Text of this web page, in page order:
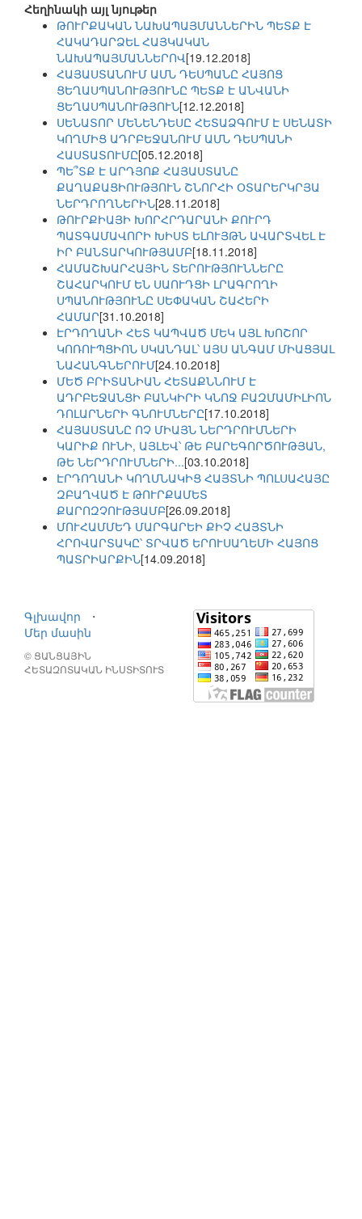
Հեղինակի այլ նյութեր
ԹՈՒՐՔԱԿԱՆ ՆԱԽԱՊԱՅՄԱՆՆԵՐԻՆ ՊԵՏՔ Է
ՀԱԿԱԴԱՐՁԵԼ ՀԱՅԿԱԿԱՆ
ՆԱԽԱՊԱՅՄԱՆՆԵՐՈՎ[19.12.2018]
ՀԱՅԱՍՏԱՆՈՒՄ ԱՄՆ ԴԵՍՊԱՆԸ ՀԱՅՈՑ
ՑԵՂԱՍՊԱՆՈՒԹՅՈՒՆԸ ՊԵՏՔ Է ԱՆՎԱՆԻ
ՑԵՂԱՍՊԱՆՈՒԹՅՈՒՆ[12.12.2018]
ՍԵՆԱՏՈՐ ՄԵՆԵՆԴԵՍԸ ՀԵՏԱՁԳՈՒՄ Է ՍԵՆԱՏԻ
ԿՈՂՄԻՑ ԱԴՐԲԵՋԱՆՈՒՄ ԱՄՆ ԴԵՍՊԱՆԻ
ՀԱՍՏԱՏՈՒՄԸ[05.12.2018]
ՊԵ՞ՏՔ Է ԱՐԴՅՈՔ ՀԱՅԱՍՏԱՆԸ
ՔԱՂԱՔԱՑԻՈՒԹՅՈՒՆ ՇՆՈՐՀԻ ՕՏԱՐԵՐԿՐՅԱ
ՆԵՐԴՐՈՂՆԵՐԻՆ[28.11.2018]
ԹՈՒՐՔԻԱՅԻ ԽՈՐՀՐԴԱՐԱՆԻ ՔՈՒՐԴ
ՊԱՏԳԱՄԱՎՈՐԻ ԽԻՍՏ ԵԼՈՒՅԹՆ ԱՎԱՐՏՎԵԼ Է
ԻՐ ԲԱՆՏԱՐԿՈՒԹՅԱՄԲ[18.11.2018]
ՀԱՄԱՇԽԱՐՀԱՅԻՆ ՏԵՐՈՒԹՅՈՒՆՆԵՐԸ
ՇԱՀԱՐԿՈՒՄ ԵՆ ՍԱՈՒԴՑԻ ԼՐԱԳՐՈՂԻ
ՍՊԱՆՈՒԹՅՈՒՆԸ ՍԵՓԱԿԱՆ ՇԱՀԵՐԻ
ՀԱՄԱՐ[31.10.2018]
ԷՐԴՈՂԱՆԻ ՀԵՏ ԿԱՊՎԱԾ ՄԵԿ ԱՅԼ ԽՈՇՈՐ
ԿՈՌՈՒՊՑԻՈՆ ՍԿԱՆԴԱԼ՝ ԱՅՍ ԱՆԳԱՄ ՄԻԱՑՅԱԼ
ՆԱՀԱՆԳՆԵՐՈՒՄ[24.10.2018]
ՄԵԾ ԲՐԻՏԱՆԻԱՆ ՀԵՏԱՔՆՆՈՒՄ Է
ԱԴՐԲԵՋԱՆՑԻ ԲԱՆԿԻՐԻ ԿՆՈՋ ԲԱԶՄԱՄԻԼԻՈՆ
ԴՈԼԱՐՆԵՐԻ ԳՆՈՒՄՆԵՐԸ[17.10.2018]
ՀԱՅԱՍՏԱՆԸ ՈՉ ՄԻԱՅՆ ՆԵՐԴՐՈՒՄՆԵՐԻ
ԿԱՐԻՔ ՈՒՆԻ, ԱՅԼԵՎ՝ ԹԵ ԲԱՐԵԳՈՐԾՈՒԹՅԱՆ,
ԹԵ ՆԵՐԴՐՈՒՄՆԵՐԻ...[03.10.2018]
ԷՐԴՈՂԱՆԻ ԿՈՂՄՆԱԿԻՑ ՀԱՅՏՆԻ ՊՈԼՍԱՀԱՅԸ
ԶԲԱՂՎԱԾ Է ԹՈՒՐՔԱՄԵՏ
ՔԱՐՈԶՉՈՒԹՅԱՄԲ[26.09.2018]
ՄՈՒՀԱՄՄԵԴ ՄԱՐԳԱՐԵԻ ՔԻՉ ՀԱՅՏՆԻ
ՀՐՈՎԱՐՏԱԿԸ՝ ՏՐՎԱԾ ԵՐՈՒՍԱՂԵՄԻ ՀԱՅՈՑ
ՊԱՏՐԻԱՐՔԻՆ[14.09.2018]
Գլխավոր
⋅
Մեր մասին
© ՑԱՆՑԱՅԻՆ
ՀԵՏԱԶՈՏԱԿԱՆ ԻՆՍՏԻՏՈՒՏ